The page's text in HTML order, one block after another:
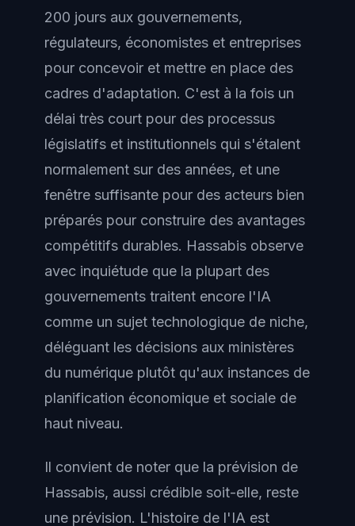
200 jours aux gouvernements,
régulateurs, économistes et entreprises
pour concevoir et mettre en place des
cadres d'adaptation. C'est à la fois un
délai très court pour des processus
législatifs et institutionnels qui s'étalent
normalement sur des années, et une
fenêtre suffisante pour des acteurs bien
préparés pour construire des avantages
compétitifs durables. Hassabis observe
avec inquiétude que la plupart des
gouvernements traitent encore l'IA
comme un sujet technologique de niche,
déléguant les décisions aux ministères
du numérique plutôt qu'aux instances de
planification économique et sociale de
haut niveau.
Il convient de noter que la prévision de
Hassabis, aussi crédible soit-elle, reste
une prévision. L'histoire de l'IA est